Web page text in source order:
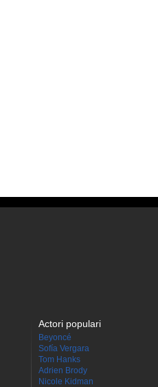
Actori populari
Beyoncé
Sofía Vergara
Tom Hanks
Adrien Brody
Nicole Kidman